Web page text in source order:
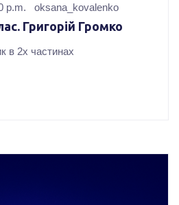
p.m. oksana_kovalenko
Григорій Громко
в 2х частинах